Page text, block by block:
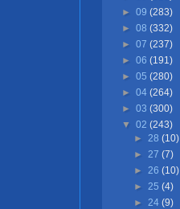
►09(283)
►08(332)
►07(237)
►06(191)
►05(280)
►04(264)
►03(300)
▼02(243)
► 28 (10)
► 27 (7)
► 26 (10)
► 25 (4)
► 24 (9)